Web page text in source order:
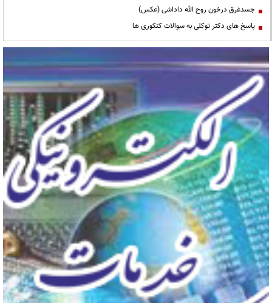
جسدغرق درخون روح الله داداشی (عکس)
پاسخ های دکتر توکلی به سوالات کنکوری ها